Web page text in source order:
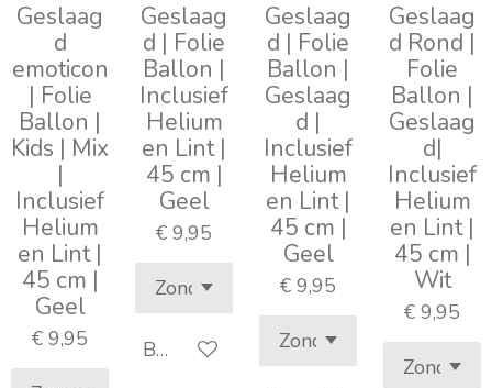
Geslaag
d
emoticon
| Folie
Ballon |
Kids | Mix
|
Inclusief
Helium
en Lint |
45 cm |
Geel
€ 9,95
Geslaag
d | Folie
Ballon |
Inclusief
Helium
en Lint |
45 cm |
Geel
€ 9,95
Bekijk details
Geslaag
d | Folie
Ballon |
Geslaag
d |
Inclusief
Helium
en Lint |
45 cm |
Geel
€ 9,95
Geslaag
d Rond |
Folie
Ballon |
Geslaag
d|
Inclusief
Helium
en Lint |
45 cm |
Wit
€ 9,95